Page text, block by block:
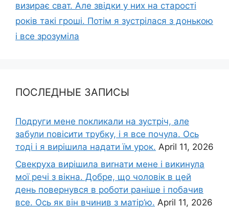
визирає сват. Але звідки у них на старості
років такі гроші. Потім я зустрілася з донькою
і все зрозуміла
ПОСЛЕДНЫЕ ЗАПИСЫ
Подруги мене покликали на зустріч, але
забули повісити трубку, і я все почула. Ось
тоді і я вирішила надати їм урок. April 11, 2026
Свекруха вирішила виrнати мене і викинула
мої речі з вікна. Добре, що чоловік в цей
день повернувся в роботи раніше і побачив
все. Ось як він вчинив з матір’ю. April 11, 2026